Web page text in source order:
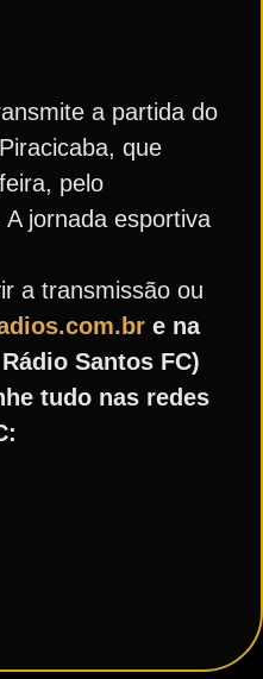
a partida do
que
pelo
jornada esportiva
a transmissão ou
e na
Santos FC)
tudo nas redes